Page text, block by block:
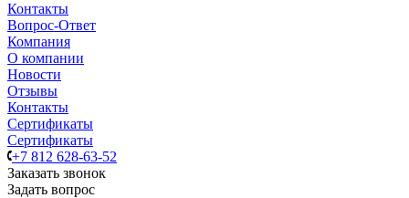
Контакты
Вопрос-Ответ
Компания
О компании
Новости
Отзывы
Контакты
Сертификаты
Сертификаты
+7 812 628-63-52
Заказать звонок
Задать вопрос